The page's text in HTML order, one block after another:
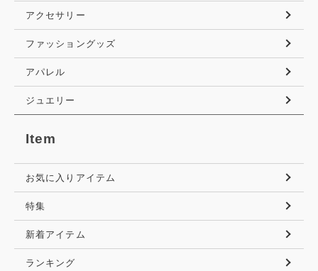
アクセサリー
ファッショングッズ
アパレル
ジュエリー
Item
お気に入りアイテム
特集
新着アイテム
ランキング